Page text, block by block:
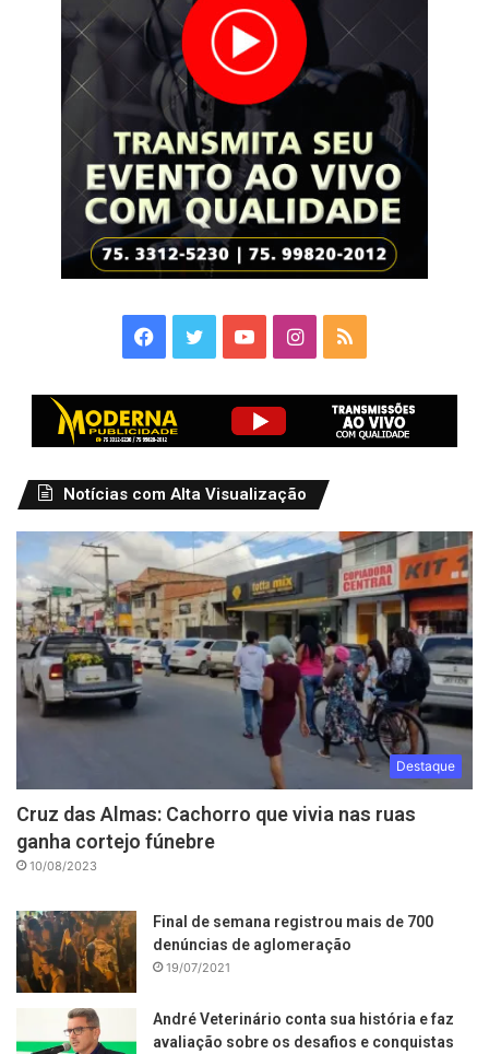
Facebook
TwitterYouTubeInstagram
RSS
Notícias com Alta Visualização
Destaque
Cruz das Almas: Cachorro que vivia nas ruas
ganha cortejo fúnebre
10/08/2023
Final de semana registrou mais de 700
denúncias de aglomeração
19/07/2021
André Veterinário conta sua história e faz
avaliação sobre os desafios e conquistas